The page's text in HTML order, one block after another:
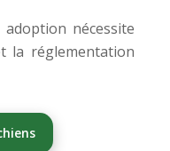
nécessite
la réglementation